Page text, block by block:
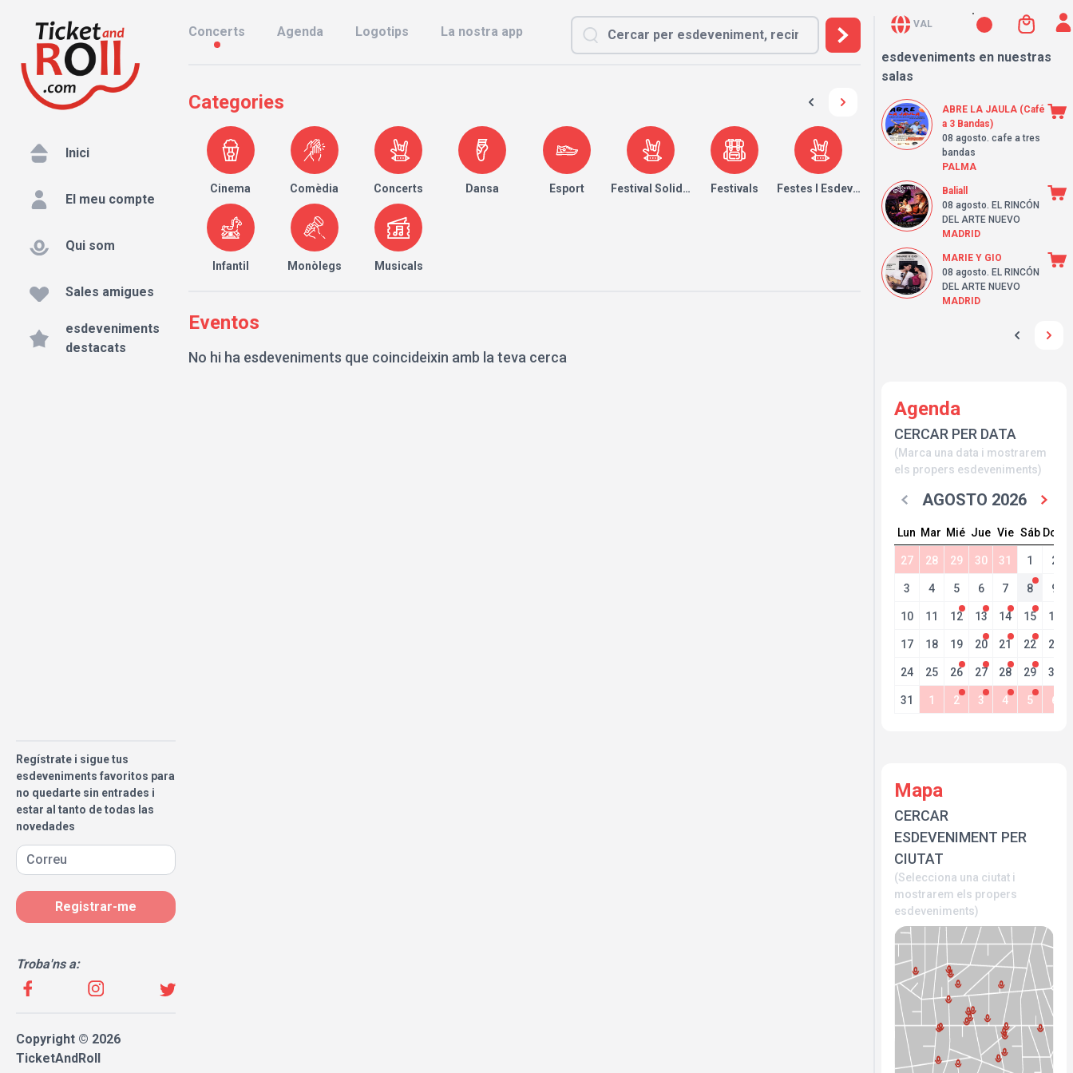
Inici
El meu compte
Qui som
Sales amigues
esdeveniments
destacats
Regístrate i sigue tus
esdeveniments favoritos para
no quedarte sin entrades i
estar al tanto de todas las
novedades
Registrar-me
Troba'ns a:
Copyright © 2026
TicketAndRoll
Concerts Agenda Logotips La nostra app
Categories
Cinema Comèdia Concerts Dansa Esport Festival Solidari Festivals Festes I Esdeveniments
Infantil Monòlegs Musicals
Eventos
No hi ha esdeveniments que coincideixin amb la teva cerca
VAL
esdeveniments en nuestras
salas
ABRE LA JAULA (Café
a 3 Bandas)
08 agosto. cafe a tres
bandas
PALMA
Baliall
08 agosto. EL RINCÓN
DEL ARTE NUEVO
MADRID
MARIE Y GIO
08 agosto. EL RINCÓN
DEL ARTE NUEVO
MADRID
Agenda
CERCAR PER DATA
(Marca una data i mostrarem
els propers esdeveniments)
AGOSTO 2026
Lun Mar Mié Jue Vie Sáb Dom
27 28 29 30 31 1 2
3 4 5 6 7 8 9
10 11 12 13 14 15 16
17 18 19 20 21 22 23
24 25 26 27 28 29 30
31 1 2 3 4 5 6
Mapa
CERCAR
ESDEVENIMENT PER
CIUTAT
(Selecciona una ciutat i
mostrarem els propers
esdeveniments)